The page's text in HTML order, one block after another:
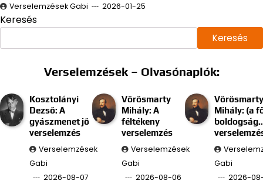
Verselemzések Gabi 2026-01-25
Keresés
Keresés
Verselemzések – Olvasónaplók:
Kosztolányi
Dezső: A
gyászmenet jő
verselemzés
Verselemzések
Gabi
2026-08-07
Vörösmarty
Mihály: A
féltékeny
verselemzés
Verselemzések
Gabi
2026-08-06
Vörösmarty
Mihály: (a
Gabi
2026-